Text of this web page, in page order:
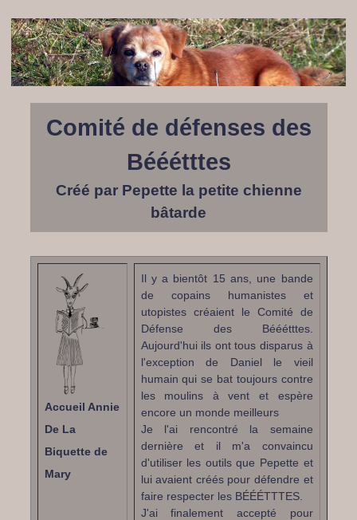
Comité de défenses des
Bééétttes
Créé par Pepette la petite chienne
bâtarde
Accueil Annie
De La
Biquette de
Mary
Il y a bientôt 15 ans, une bande
de copains humanistes et
utopistes créaient le Comité de
Défense des Bééétttes.
Aujourd'hui ils ont tous disparus à
l'exception de Daniel le vieil
humain qui se bat toujours contre
les moulins à vent et espère
encore un monde meilleurs
Je l'ai rencontré la semaine
dernière et il m'a convaincu
d'utiliser les outils que Pepette et
lui avaient créés pour défendre et
faire respecter les BÉÉÉTTTES.
J'ai finalement accepté pour